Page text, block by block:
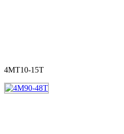
4MT10-15T